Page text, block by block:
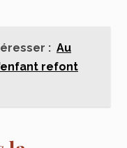
: Au
refont